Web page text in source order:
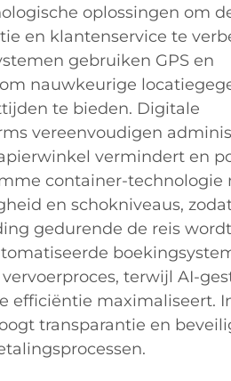
oplossingen om
en klantenservice te
gebruiken GPS en
nauwkeurige
te bieden. Digitale
vereenvoudigen
vermindert en
container-technologie
en schokniveaus,
gedurende de reis wordt
terwijl AI-
efficiëntie maximaliseert.
transparantie en